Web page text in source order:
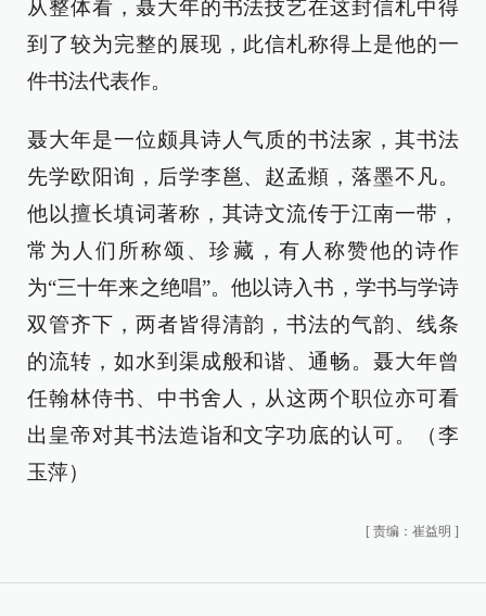
从整体看，聂大年的书法技艺在这封信札中得
到了较为完整的展现，此信札称得上是他的一
件书法代表作。
聂大年是一位颇具诗人气质的书法家，其书法
先学欧阳询，后学李邕、赵孟頫，落墨不凡。
他以擅长填词著称，其诗文流传于江南一带，
常为人们所称颂、珍藏，有人称赞他的诗作
为“三十年来之绝唱”。他以诗入书，学书与学诗
双管齐下，两者皆得清韵，书法的气韵、线条
的流转，如水到渠成般和谐、通畅。聂大年曾
任翰林侍书、中书舍人，从这两个职位亦可看
出皇帝对其书法造诣和文字功底的认可。（李
玉萍）
[ 责编：崔益明 ]